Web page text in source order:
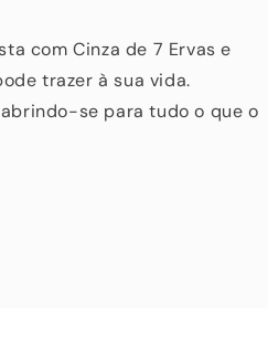
com Cinza de 7 Ervas e
trazer à sua vida.
se para tudo o que o